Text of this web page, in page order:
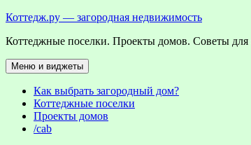
Перейти
содержимому
Коттедж.ру — загородная недвижимость
Коттеджные поселки. Проекты домов. Советы для
Меню и виджеты
Как выбрать загородный дом?
Коттеджные поселки
Проекты домов
/cab